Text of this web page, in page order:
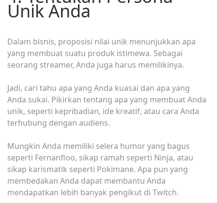
Unik Anda
Dalam bisnis, proposisi nilai unik menunjukkan apa
yang membuat suatu produk istimewa. Sebagai
seorang streamer, Anda juga harus memilikinya.
Jadi, cari tahu apa yang Anda kuasai dan apa yang
Anda sukai. Pikirkan tentang apa yang membuat Anda
unik, seperti kepribadian, ide kreatif, atau cara Anda
terhubung dengan audiens.
Mungkin Anda memiliki selera humor yang bagus
seperti Fernanfloo, sikap ramah seperti Ninja, atau
sikap karismatik seperti Pokimane. Apa pun yang
membedakan Anda dapat membantu Anda
mendapatkan lebih banyak pengikut di Twitch.